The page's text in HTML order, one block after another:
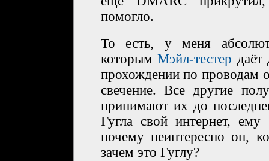
помогло.
То есть, у меня
которымМэйл-тестер даёт
прохождении по проводам
свечение. Все другие
принимают их до
Гугла свой интернет,
почему неинтересно он,
зачем это Гуглу?